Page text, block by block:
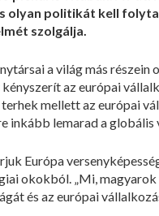
olyan politikát kell
szolgálja.
a világ más
az európai
mellett az európai
inkább lemarad a globális
Európa
okokból. „Mi,
és az európai